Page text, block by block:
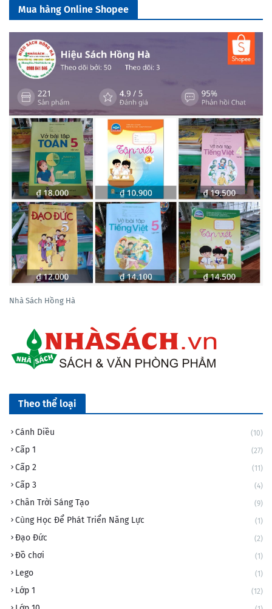
Mua hàng Online Shopee
Nhà Sách Hồng Hà
Theo thể loại
Cánh Diều (10)
Cấp 1 (27)
Cấp 2 (11)
Cấp 3 (4)
Chân Trời Sáng Tạo (9)
Cùng Học Để Phát Triển Năng Lực (1)
Đạo Đức (2)
Đồ chơi (1)
Lego (1)
Lớp 1 (12)